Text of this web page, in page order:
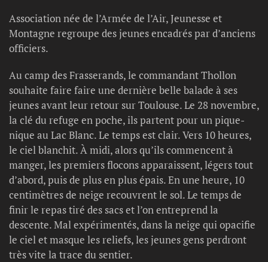
Association née de l’Armée de l’Air, Jeunesse et
Montagne regroupe des jeunes encadrés par d’anciens
officiers.
Au camp des Frasserands, le commandant Thollon
souhaite faire faire une dernière belle balade à ses
jeunes avant leur retour sur Toulouse. Le 28 novembre,
la clé du refuge en poche, ils partent pour un pique-
nique au Lac Blanc. Le temps est clair. Vers 10 heures,
le ciel blanchit. À midi, alors qu’ils commencent à
manger, les premiers flocons apparaissent, légers tout
d’abord, puis de plus en plus épais. En une heure, 10
centimètres de neige recouvrent le sol. Le temps de
finir le repas tiré des sacs et l’on entreprend la
descente. Mal expérimentés, dans la neige qui opacifie
le ciel et masque les reliefs, les jeunes gens perdront
très vite la trace du sentier.